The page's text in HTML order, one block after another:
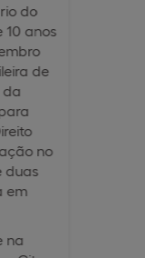
do
10 anos
de
da
no
duas
em
na